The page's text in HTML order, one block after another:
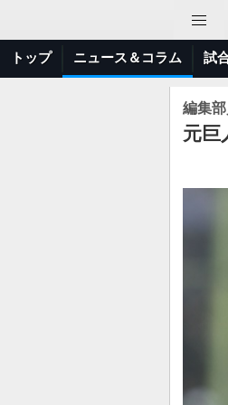
トップ ニュース＆コラム 試
編集
元巨